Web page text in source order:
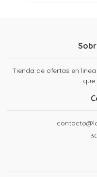
Tienda de ofertas en
que